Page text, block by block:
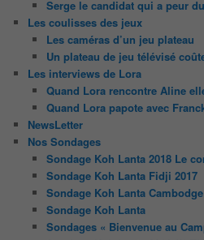
Serge le candidat qui a peur
Les coulisses des jeux
Les caméras d’un jeu plateau
Un plateau de jeu télévisé
Les interviews de Lora
Quand Lora rencontre Aline
Quand Lora papote avec
NewsLetter
Nos Sondages
Sondage Koh Lanta 2018 Le
Sondage Koh Lanta Fidji 2017
Sondage Koh Lanta
Sondage Koh Lanta
Sondages « Bienvenue au